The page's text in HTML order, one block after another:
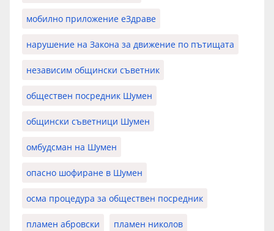
мобилно приложение еЗдраве
нарушение на Закона за движение по пътищата
независим общински съветник
обществен посредник Шумен
общински съветници Шумен
омбудсман на Шумен
опасно шофиране в Шумен
осма процедура за обществен посредник
пламен абровски пламен николов